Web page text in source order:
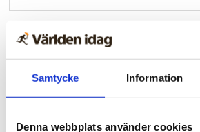
Samtycke Information
Denna webbplats använder cookies